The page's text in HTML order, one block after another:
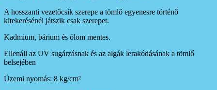
A hosszanti vezetőcsík szerepe a tömlő egyenesre történő
kitekerésénél játszik csak szerepet.
Kadmium, bárium és ólom mentes.
Ellenáll az UV sugárzásnak és az algák lerakódásának a tömlő
belsejében
Üzemi nyomás: 8 kg/cm²